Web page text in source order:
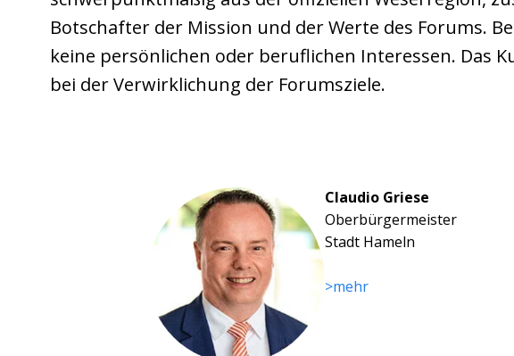
Botschafter der Mission und der Werte des Forums.
keine persönlichen oder beruflichen Interessen. Das
bei der Verwirklichung der Forumsziele.
Claudio Griese
Oberbürgermeister
Stadt Hameln
>mehr